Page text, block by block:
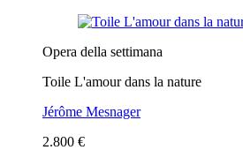
Opera della settimana
Toile L'amour dans la nature
Jérôme Mesnager
2.800 €